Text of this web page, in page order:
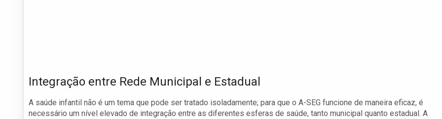
Integração entre Rede Municipal e Estadual
A saúde infantil não é um tema que pode ser tratado isoladamente; para que o A-SEG funcione de maneira eficaz, é
necessário um nível elevado de integração entre as diferentes esferas de saúde, tanto municipal quanto estadual. A